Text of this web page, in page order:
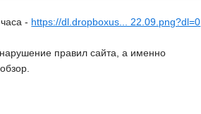
- https://dl.dropboxus... 22.09.png?dl=0
правил сайта, а именно